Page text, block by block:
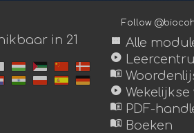
Follow
in 21
view_module Alle
play_circle
menu_book
play_circle
menu_book PDF-
menu_book Boeken